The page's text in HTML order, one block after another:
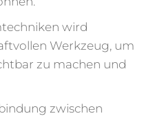
wird
Werkzeug, um
zu machen und
zwischen